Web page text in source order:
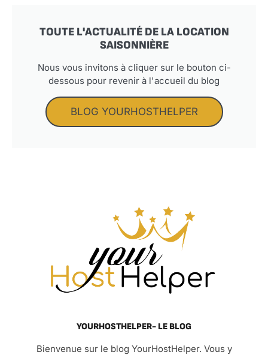
TOUTE L'ACTUALITÉ DE LA LOCATION
SAISONNIÈRE
Nous vous invitons à cliquer sur le bouton ci-
dessous pour revenir à l'accueil du blog
BLOG YOURHOSTHELPER
YOURHOSTHELPER- LE BLOG
Bienvenue sur le blog YourHostHelper. Vous y